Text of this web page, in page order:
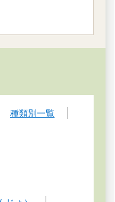
種類別一覧